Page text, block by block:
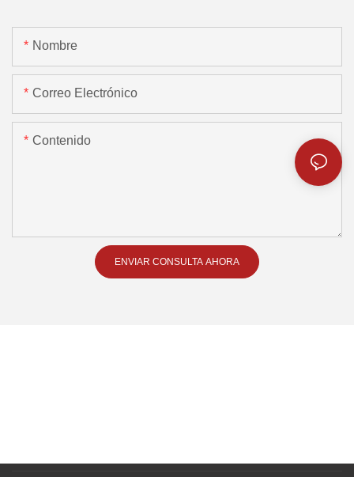
Nombre
Correo Electrónico
Contenido
ENVIAR CONSULTA AHORA